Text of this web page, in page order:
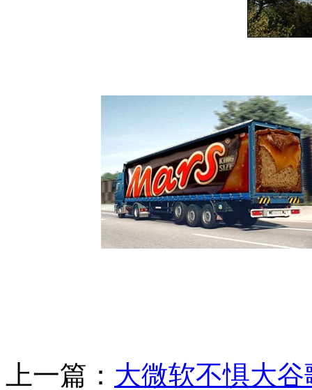
上一篇： 大微软不惧大